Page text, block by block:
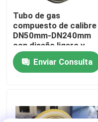
Visita a la fábrica
Control de Calidad
Contacto
noticias
Tubo de gas
compuesto de calibre
DN50mm-DN240mm
con diseño ligero y
función de resistencia
al impactoEnviar Consulta